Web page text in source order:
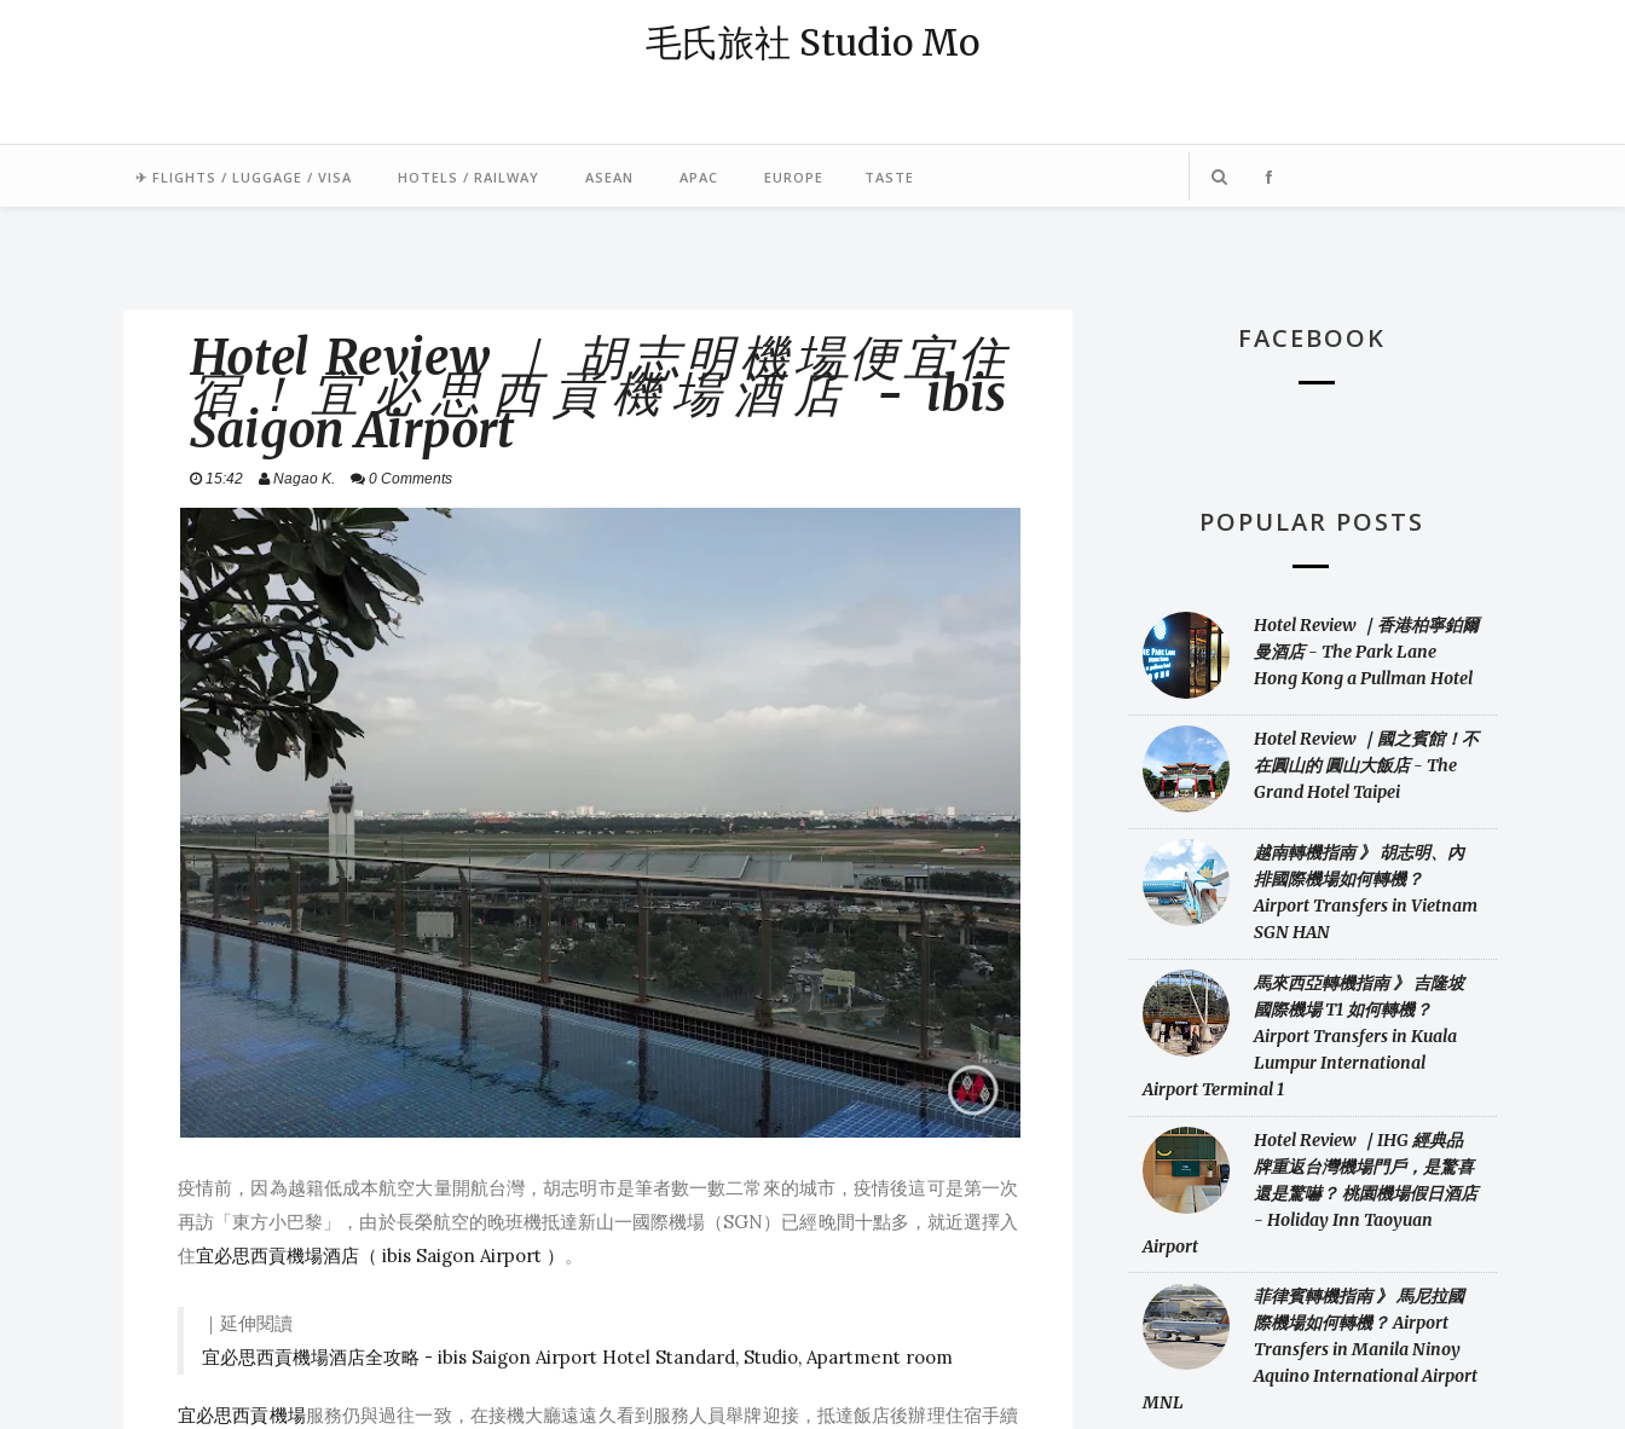
毛氏旅社 Studio Mo
✈ FLIGHTS / LUGGAGE / VISA HOTELS / RAILWAY ASEAN APAC EUROPE TASTE
Hotel Review ｜ 胡志明機場便宜住
宿！宜必思西貢機場酒店 - ibis
Saigon Airport
15:42 Nagao K. 0 Comments
疫情前，因為越籍低成本航空大量開航台灣，胡志明市是筆者數一數二常來的城市，疫情後這可是第一次
再訪「東方小巴黎」，由於長榮航空的晚班機抵達新山一國際機場（SGN）已經晚間十點多，就近選擇入
住宜必思西貢機場酒店（ ibis Saigon Airport ） 。
｜延伸閱讀
宜必思西貢機場酒店全攻略 - ibis Saigon Airport Hotel Standard, Studio, Apartment room
宜必思西貢機場服務仍與過往一致，在接機大廳遠遠久看到服務人員舉牌迎接，抵達飯店後辦理住宿手續
FACEBOOK
POPULAR POSTS
Hotel Review ｜香港柏寧鉑爾
曼酒店 - The Park Lane
Hong Kong a Pullman Hotel
Hotel Review ｜國之賓館！不
在圓山的 圓山大飯店 - The
Grand Hotel Taipei
越南轉機指南 》 胡志明、內
排國際機場如何轉機？
Airport Transfers in Vietnam
SGN HAN
馬來西亞轉機指南 》 吉隆坡
國際機場 T1 如何轉機？
Airport Transfers in Kuala
Lumpur International
Airport Terminal 1
Hotel Review ｜IHG 經典品
牌重返台灣機場門戶，是驚喜
還是驚嚇？ 桃園機場假日酒店
- Holiday Inn Taoyuan
Airport
菲律賓轉機指南 》 馬尼拉國
際機場如何轉機？ Airport
Transfers in Manila Ninoy
Aquino International Airport
MNL